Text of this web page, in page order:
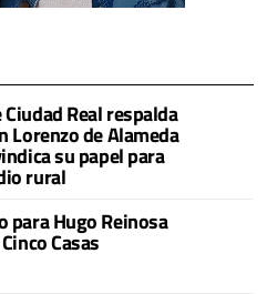
Real respalda
Lorenzo de Alameda
su papel para
rural
para Hugo Reinosa
Casas